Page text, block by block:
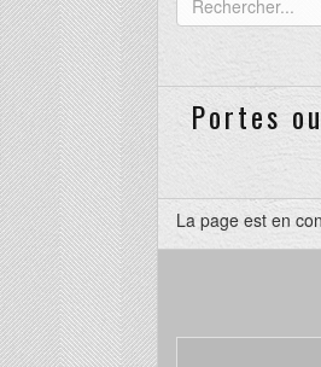
Portes
La page est en